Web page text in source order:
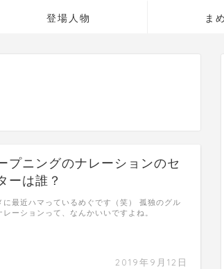
登場人物 ま
プニングのナレーションのセ
ーは誰？
2019年9月12日
に最近ハマっているめぐです（笑） 孤独のグル
ーションって、なんかいいですよね。